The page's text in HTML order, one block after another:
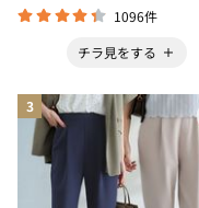
1096件
チラ見をする
3